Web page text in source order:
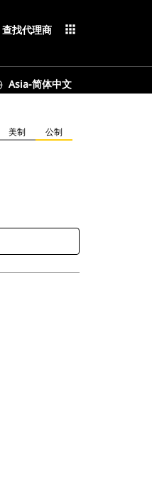
查找代理商 apps
Asia-简体中文
美制 公制